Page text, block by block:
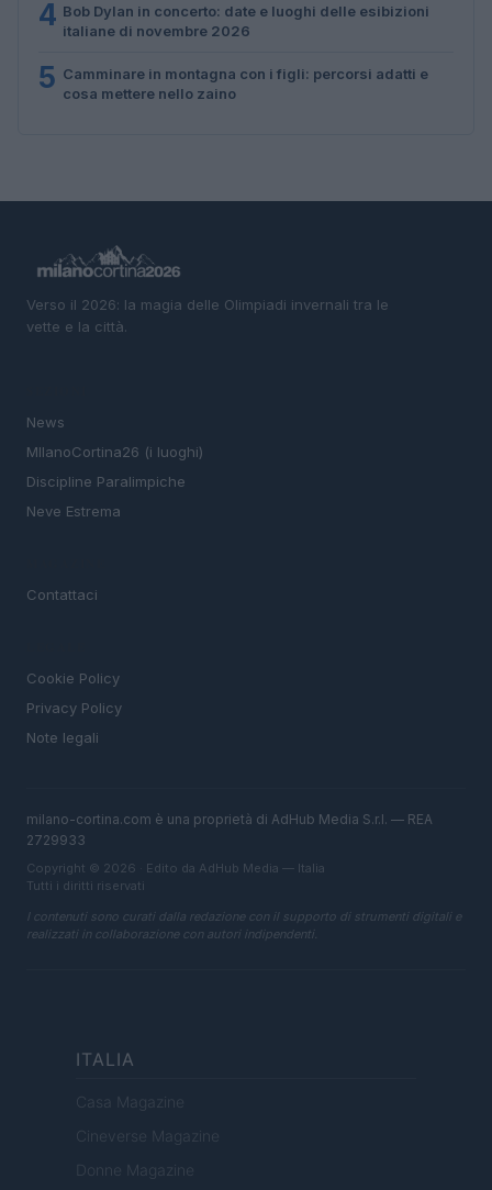
4 Bob Dylan in concerto: date e luoghi delle esibizioni
italiane di novembre 2026
5 Camminare in montagna con i figli: percorsi adatti e
cosa mettere nello zaino
Verso il 2026: la magia delle Olimpiadi invernali tra le
vette e la città.
News
MIlanoCortina26 (i luoghi)
Discipline Paralimpiche
Neve Estrema
Contattaci
Cookie Policy
Privacy Policy
Note legali
milano-cortina.com è una proprietà di AdHub Media S.r.l. — REA
2729933
Copyright © 2026 · Edito da AdHub Media — Italia
Tutti i diritti riservati
I contenuti sono curati dalla redazione con il supporto di strumenti digitali e
realizzati in collaborazione con autori indipendenti.
ITALIA
Casa Magazine
Cineverse Magazine
Donne Magazine